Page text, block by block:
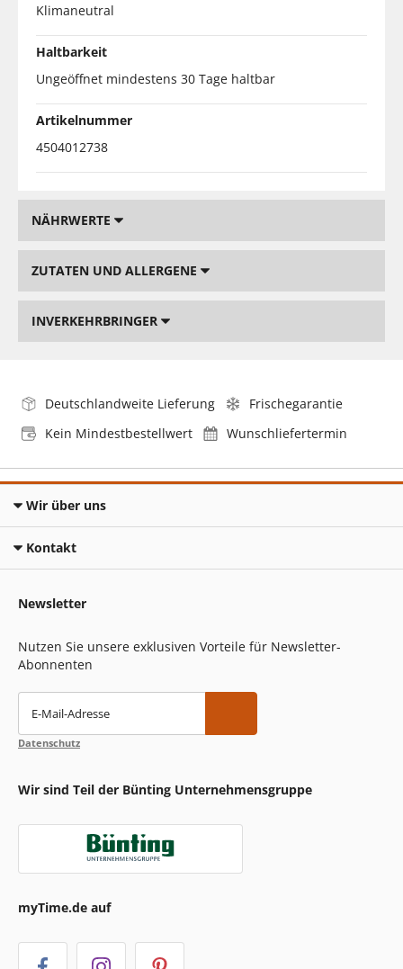
Klimaneutral
Haltbarkeit
Ungeöffnet mindestens 30 Tage haltbar
Artikelnummer
4504012738
NÄHRWERTE
ZUTATEN UND ALLERGENE
INVERKEHRBRINGER
Deutschlandweite Lieferung
Frischegarantie
Kein Mindestbestellwert
Wunschliefertermin
Wir über uns
Kontakt
Newsletter
Nutzen Sie unsere exklusiven Vorteile für Newsletter-
Abonnenten
E-Mail-Adresse
Datenschutz
Wir sind Teil der Bünting Unternehmensgruppe
myTime.de auf